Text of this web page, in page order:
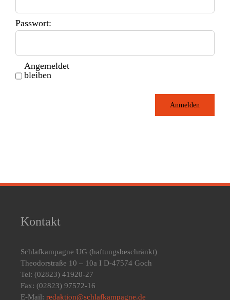
Passwort:
Angemeldet
bleiben
Anmelden
Kontakt
Schlafkampagne UG (haftungsbeschränkt)
Theodorstraße 10 – 10a I D-47574 Goch
Tel: (02823) 41920-27
Fax: (02823) 97572-16
E-Mail: redaktion@schlafkampagne.de